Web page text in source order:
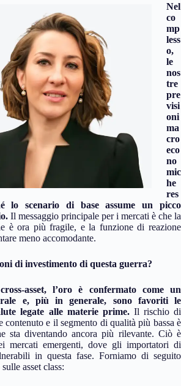
Nel
co
mp
less
o,
le
nos
tre
pre
visi
oni
ma
cro
eco
no
mic
he
res
lo scenario di base assume un picco
Il messaggio principale per i mercati è che la
è ora più fragile, e la funzione di reazione
meno accomodante.
di investimento di questa guerra?
asset, l’oro è confermato come un
e, più in generale, sono favoriti le
legate alle materie prime. Il rischio di
contenuto e il segmento di qualità più bassa è
sta diventando ancora più rilevante. Ciò è
mercati emergenti, dove gli importatori di
in questa fase. Forniamo di seguito
asset class: